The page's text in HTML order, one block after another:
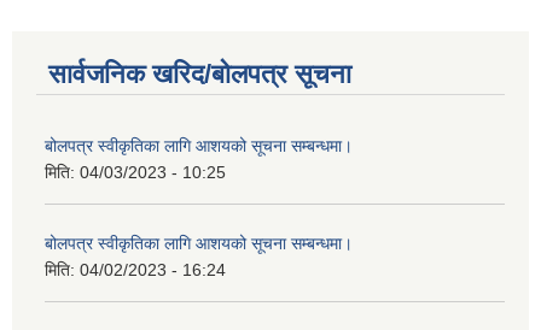
सार्वजनिक खरिद/बोलपत्र सूचना
बोलपत्र स्वीकृतिका लागि आशयको सूचना सम्बन्धमा।
मिति: 04/03/2023 - 10:25
बोलपत्र स्वीकृतिका लागि आशयको सूचना सम्बन्धमा।
मिति: 04/02/2023 - 16:24